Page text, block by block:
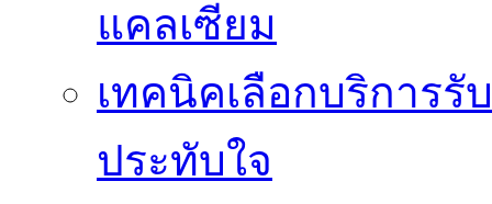
แคลเซียม
เทคนิคเลือกบริการรั
ประทับใจ